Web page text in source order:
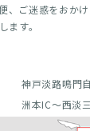
、ご迷惑をおか
ます。
神戸淡路鳴門
洲本IC～西淡